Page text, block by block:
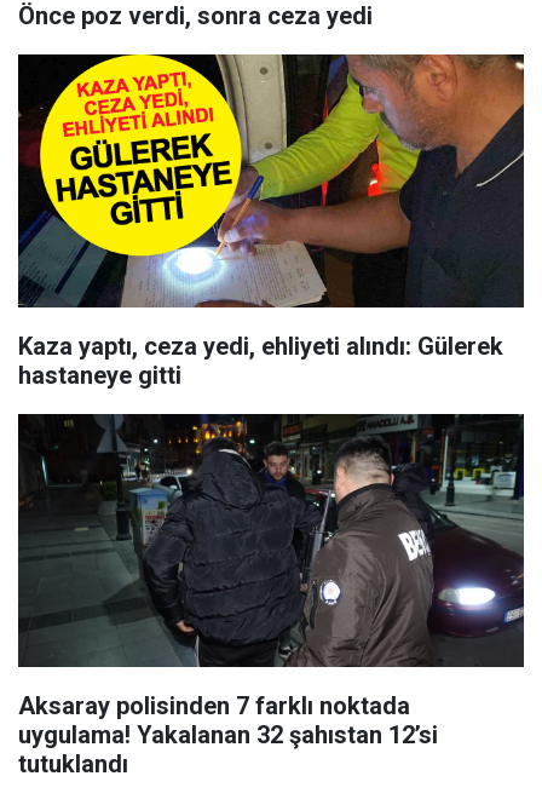
Önce poz verdi, sonra ceza yedi
Kaza yaptı, ceza yedi, ehliyeti alındı: Gülerek
hastaneye gitti
Aksaray polisinden 7 farklı noktada
uygulama! Yakalanan 32 şahıstan 12’si
tutuklandı